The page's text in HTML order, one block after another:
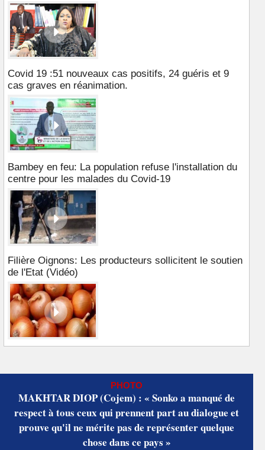
Covid 19 :51 nouveaux cas positifs, 24 guéris et 9
cas graves en réanimation.
Bambey en feu: La population refuse l'installation du
centre pour les malades du Covid-19
Filière Oignons: Les producteurs sollicitent le soutien
de l'Etat (Vidéo)
PHOTO
MAKHTAR DIOP (Cojem) : « Sonko a manqué de
respect à tous ceux qui prennent part au dialogue et
prouve qu'il ne mérite pas de représenter quelque
chose dans ce pays »